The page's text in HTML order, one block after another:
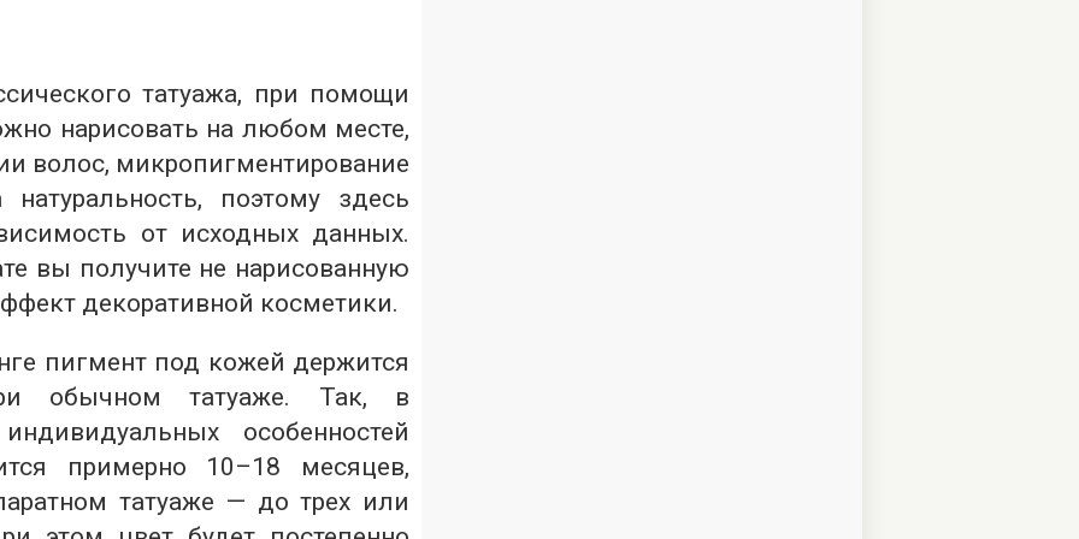
татуажа, при помощи
нарисовать на любом месте,
волос, микропигментирование
натуральность, поэтому здесь
от исходных данных.
вы получите не нарисованную
декоративной косметики.
пигмент под кожей держится
обычном татуаже. Так, в
особенностей
примерно 10–18 месяцев,
татуаже — до трех или